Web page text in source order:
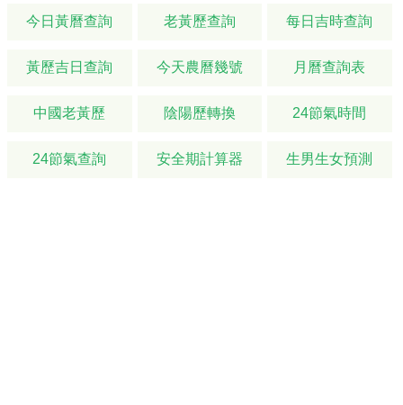
今日黃曆查詢 老黃歷查詢 每日吉時查詢
黃歷吉日查詢 今天農曆幾號 月曆查詢表
中國老黃歷 陰陽歷轉換 24節氣時間
24節氣查詢 安全期計算器 生男生女預測